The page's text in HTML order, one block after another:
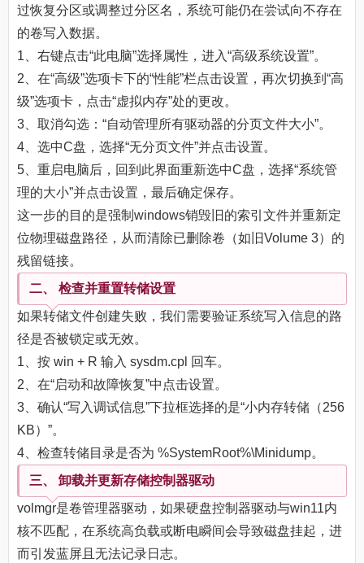
过恢复分区或调整过分区名，系统可能仍在尝试向不存在
的卷写入数据。
1、右键点击“此电脑”选择属性，进入“高级系统设置”。
2、在“高级”选项卡下的“性能”栏点击设置，再次切换到“高
级”选项卡，点击“虚拟内存”处的更改。
3、取消勾选：“自动管理所有驱动器的分页文件大小”。
4、选中C盘，选择“无分页文件”并点击设置。
5、重启电脑后，回到此界面重新选中C盘，选择“系统管
理的大小”并点击设置，最后确定保存。
这一步的目的是强制windows销毁旧的索引文件并重新定
位物理磁盘路径，从而清除已删除卷（如旧Volume 3）的
残留链接。
二、 检查并重置转储设置
如果转储文件创建失败，我们需要验证系统写入信息的路
径是否被锁定或无效。
1、按 win + R 输入 sysdm.cpl 回车。
2、在“启动和故障恢复”中点击设置。
3、确认“写入调试信息”下拉框选择的是“小内存转储（256
KB）”。
4、检查转储目录是否为 %SystemRoot%\Minidump。
三、 卸载并更新存储控制器驱动
volmgr是卷管理器驱动，如果硬盘控制器驱动与win11内
核不匹配，在系统高负载或断电瞬间会导致磁盘挂起，进
而引发蓝屏且无法记录日志。